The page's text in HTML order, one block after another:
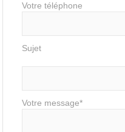
Votre téléphone
Sujet
Votre message*